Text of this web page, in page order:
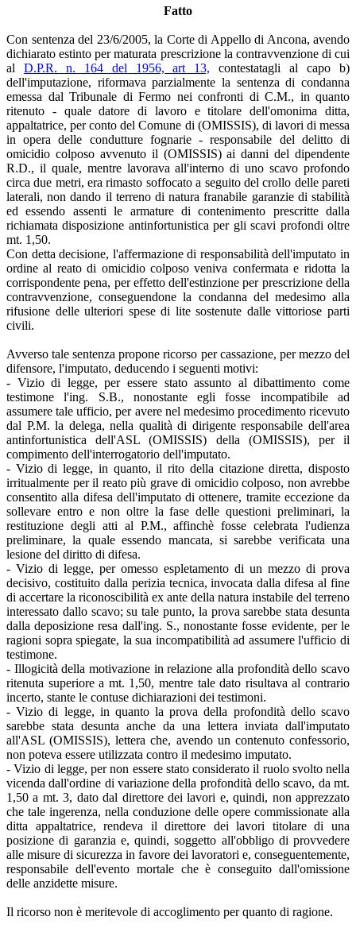
Fatto
Con sentenza del 23/6/2005, la Corte di Appello di Ancona, avendo
dichiarato estinto per maturata prescrizione la contravvenzione di cui
al D.P.R. n. 164 del 1956, art 13, contestatagli al capo b)
dell'imputazione, riformava parzialmente la sentenza di condanna
emessa dal Tribunale di Fermo nei confronti di C.M., in quanto
ritenuto - quale datore di lavoro e titolare dell'omonima ditta,
appaltatrice, per conto del Comune di (OMISSIS), di lavori di messa
in opera delle condutture fognarie - responsabile del delitto di
omicidio colposo avvenuto il (OMISSIS) ai danni del dipendente
R.D., il quale, mentre lavorava all'interno di uno scavo profondo
circa due metri, era rimasto soffocato a seguito del crollo delle pareti
laterali, non dando il terreno di natura franabile garanzie di stabilità
ed essendo assenti le armature di contenimento prescritte dalla
richiamata disposizione antinfortunistica per gli scavi profondi oltre
mt. 1,50.
Con detta decisione, l'affermazione di responsabilità dell'imputato in
ordine al reato di omicidio colposo veniva confermata e ridotta la
corrispondente pena, per effetto dell'estinzione per prescrizione della
contravvenzione, conseguendone la condanna del medesimo alla
rifusione delle ulteriori spese di lite sostenute dalle vittoriose parti
civili.
Avverso tale sentenza propone ricorso per cassazione, per mezzo del
difensore, l'imputato, deducendo i seguenti motivi:
- Vizio di legge, per essere stato assunto al dibattimento come
testimone l'ing. S.B., nonostante egli fosse incompatibile ad
assumere tale ufficio, per avere nel medesimo procedimento ricevuto
dal P.M. la delega, nella qualità di dirigente responsabile dell'area
antinfortunistica dell'ASL (OMISSIS) della (OMISSIS), per il
compimento dell'interrogatorio dell'imputato.
- Vizio di legge, in quanto, il rito della citazione diretta, disposto
irritualmente per il reato più grave di omicidio colposo, non avrebbe
consentito alla difesa dell'imputato di ottenere, tramite eccezione da
sollevare entro e non oltre la fase delle questioni preliminari, la
restituzione degli atti al P.M., affinchè fosse celebrata l'udienza
preliminare, la quale essendo mancata, si sarebbe verificata una
lesione del diritto di difesa.
- Vizio di legge, per omesso espletamento di un mezzo di prova
decisivo, costituito dalla perizia tecnica, invocata dalla difesa al fine
di accertare la riconoscibilità ex ante della natura instabile del terreno
interessato dallo scavo; su tale punto, la prova sarebbe stata desunta
dalla deposizione resa dall'ing. S., nonostante fosse evidente, per le
ragioni sopra spiegate, la sua incompatibilità ad assumere l'ufficio di
testimone.
- Illogicità della motivazione in relazione alla profondità dello scavo
ritenuta superiore a mt. 1,50, mentre tale dato risultava al contrario
incerto, stante le contuse dichiarazioni dei testimoni.
- Vizio di legge, in quanto la prova della profondità dello scavo
sarebbe stata desunta anche da una lettera inviata dall'imputato
all'ASL (OMISSIS), lettera che, avendo un contenuto confessorio,
non poteva essere utilizzata contro il medesimo imputato.
- Vizio di legge, per non essere stato considerato il ruolo svolto nella
vicenda dall'ordine di variazione della profondità dello scavo, da mt.
1,50 a mt. 3, dato dal direttore dei lavori e, quindi, non apprezzato
che tale ingerenza, nella conduzione delle opere commissionate alla
ditta appaltatrice, rendeva il direttore dei lavori titolare di una
posizione di garanzia e, quindi, soggetto all'obbligo di provvedere
alle misure di sicurezza in favore dei lavoratori e, conseguentemente,
responsabile dell'evento mortale che è conseguito dall'omissione
delle anzidette misure.
Il ricorso non è meritevole di accoglimento per quanto di ragione.